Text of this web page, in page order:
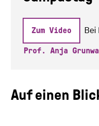
Zum Video Bei
Prof. Anja
Auf einen